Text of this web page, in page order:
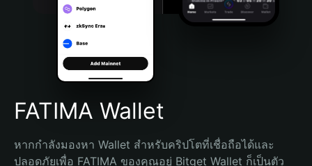
Português (Brasil)
Español (Argentina)
FATIMA Wallet
หากกำลังมองหา Wallet สำหรับคริปโตที่เชื่อถือได้และ
ปลอดภัยเพื่อ FATIMA ของคุณอยู่ Bitget Wallet ก็เป็นตัว